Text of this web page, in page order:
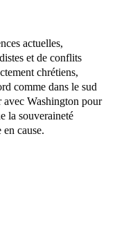
actuelles,
et de conflits
chrétiens,
comme dans le sud
Washington pour
la souveraineté
cause.